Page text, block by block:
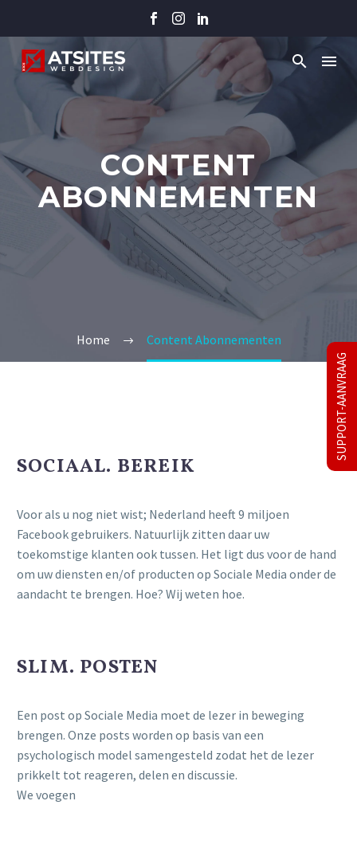
CONTENT
ABONNEMENTEN
Home Content Abonnementen
SOCIAAL. BEREIK
Voor als u nog niet wist; Nederland heeft 9 miljoen
Facebook gebruikers. Natuurlijk zitten daar uw
toekomstige klanten ook tussen. Het ligt dus voor de hand
om uw diensten en/of producten op Sociale Media onder de
aandacht te brengen. Hoe? Wij weten hoe.
SLIM. POSTEN
Een post op Sociale Media moet de lezer in beweging
brengen. Onze posts worden op basis van een
psychologisch model samengesteld zodat het de lezer
prikkelt tot reageren, delen en discussie.
We voegen
SUPPORT-AANVRAAG